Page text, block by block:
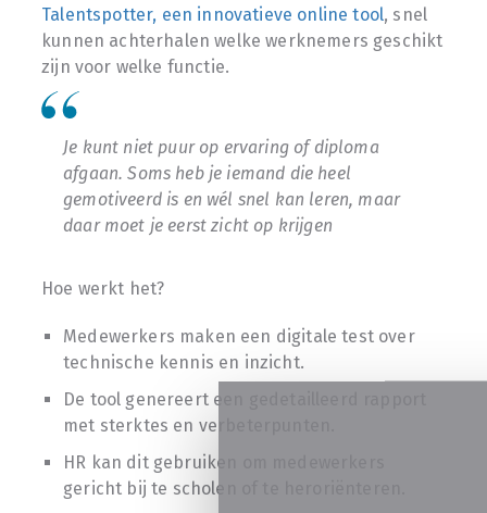
Talentspotter, een innovatieve online tool, snel
kunnen achterhalen welke werknemers geschikt
zijn voor welke functie.
Je kunt niet puur op ervaring of diploma
afgaan. Soms heb je iemand die heel
gemotiveerd is en wél snel kan leren, maar
daar moet je eerst zicht op krijgen
Hoe werkt het?
Medewerkers maken een digitale test over
technische kennis en inzicht.
De tool genereert een gedetailleerd rapport
met sterktes en verbeterpunten.
HR kan dit gebruiken om medewerkers
gericht bij te scholen of te heroriënteren.